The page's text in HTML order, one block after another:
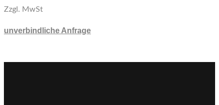
Zzgl. MwSt
unverbindliche Anfrage